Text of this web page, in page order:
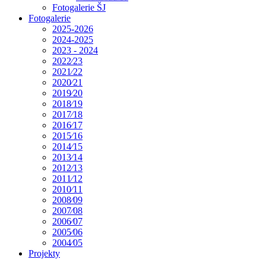
Fotogalerie ŠJ
Fotogalerie
2025-2026
2024-2025
2023 - 2024
2022⁄23
2021⁄22
2020⁄21
2019⁄20
2018⁄19
2017⁄18
2016⁄17
2015⁄16
2014⁄15
2013⁄14
2012⁄13
2011⁄12
2010⁄11
2008⁄09
2007⁄08
2006⁄07
2005⁄06
2004⁄05
Projekty